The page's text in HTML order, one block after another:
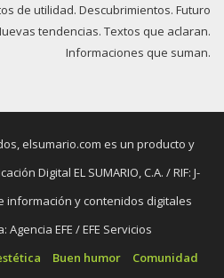
de utilidad. Descubrimientos. Futuro
tendencias. Textos que aclaran.
Informaciones que suman.
elsumario.com es un producto y
Digital EL SUMARIO, C.A. / RIF: J-
información y contenidos digitales
EFE / EFE Servicios
Buen humor
Comunidad